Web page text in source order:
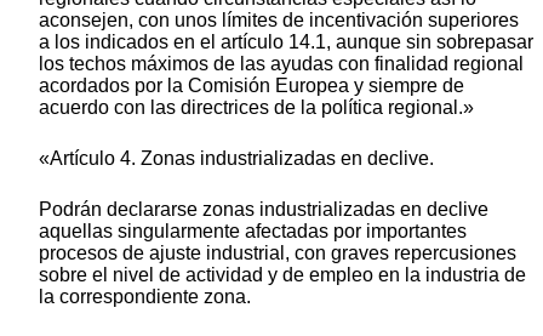
aconsejen, con unos límites de incentivación superiores
a los indicados en el artículo 14.1, aunque sin sobrepasar
los techos máximos de las ayudas con finalidad regional
acordados por la Comisión Europea y siempre de
acuerdo con las directrices de la política regional.»
«Artículo 4. Zonas industrializadas en declive.
Podrán declararse zonas industrializadas en declive
aquellas singularmente afectadas por importantes
procesos de ajuste industrial, con graves repercusiones
sobre el nivel de actividad y de empleo en la industria de
la correspondiente zona.